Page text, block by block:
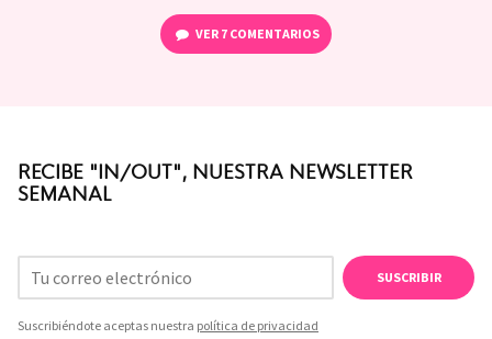
VER 7 COMENTARIOS
RECIBE "IN/OUT", NUESTRA NEWSLETTER
SEMANAL
SUSCRIBIR
Suscribiéndote aceptas nuestra política de privacidad